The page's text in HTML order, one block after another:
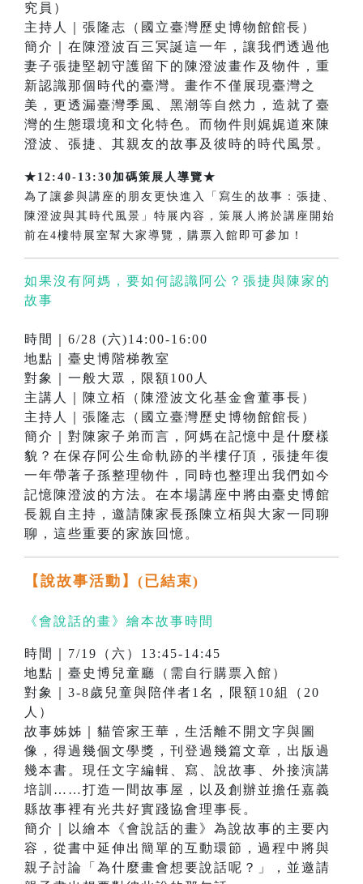
究員）
主持人｜張隆志（國立臺灣歷史博物館館長）
簡介｜在陳澄波百三冥誕這一年，讓我們透過他
妻子張捷堅韌守護留下的陳澄波畫作及物件，重
新認識那個時代的臺灣。畫作不僅展現臺灣之
美，更透漏臺灣季風、黑潮等自然力，造就了臺
灣的生態環境和文化特色。而物件則娓娓道來陳
澄波、張捷、其親友的故事及彼時的時代風景。
★12:40-13:30加碼策展人導覽★
為了讓參與講座的朋友更快進入「寫生的故事：張捷、
陳澄波與其時代風景」特展內容，策展人將於講座開始
前在4樓特展室幫大家導覽，購票入館即可參加！
如果沒有阿媽，要如何認識阿公？張捷與陳家的
故事
時間｜6/28 (六)14:00-16:00
地點｜臺史博階梯教室
對象｜一般大眾，限額100人
主講人｜陳立栢（陳澄波文化基金會董事長）
主持人｜張隆志（國立臺灣歷史博物館館長）
簡介｜對陳家子弟而言，阿媽在記憶中是什麼樣
貌？在保存阿公生命軌跡的半樓仔頂，張捷年復
一年帶著子孫整理物件，同時也整理出我們如今
記憶陳澄波的方法。在本場講座中將由臺史博館
長親自主持，邀請陳家長孫陳立栢與大家一同聊
聊，這些重要的家族回憶。
【說故事活動】 (已結束)
《會說話的畫》繪本故事時間
時間｜7/19（六）13:45-14:45
地點｜臺史博兒童廳（需自行購票入館）
對象｜3-8歲兒童與陪伴者1名，限額10組（20
人）
故事姊姊｜貓管家王華，生活離不開文字與圖
像，得過幾個文學獎，刊登過幾篇文章，出版過
幾本書。現任文字編輯、寫、說故事、外接演講
培訓……打造一間故事屋，以及創辦並擔任嘉義
縣故事裡有光共好實踐協會理事長。
簡介｜以繪本《會說話的畫》為說故事的主要內
容，從書中延伸出簡單的互動環節，過程中將與
親子討論「為什麼畫會想要說話呢？」，並邀請